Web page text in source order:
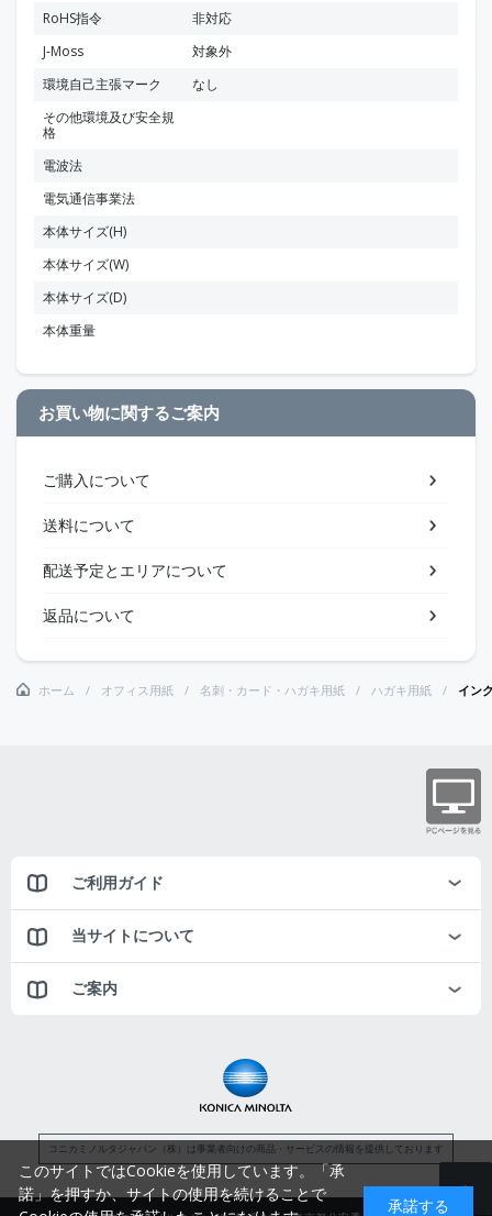
RoHS指令
非対応
J-Moss
対象外
環境自己主張マーク
なし
その他環境及び安全規
格
電波法
電気通信事業法
本体サイズ(H)
本体サイズ(W)
本体サイズ(D)
本体重量
お買い物に関するご案内
ご購入について
送料について
配送予定とエリアについて
返品について
ホーム オフィス用紙 名刺・カード・ハガキ用紙 ハガキ用紙 イン
ご利用ガイド
当サイトについて
ご案内
コニカミノルタジャパン（株）は事業者向けの商品・サービスの情報を提供しております
このサイトではCookieを使用しています。「承
諾」を押すか、サイトの使用を続けることで
承諾する